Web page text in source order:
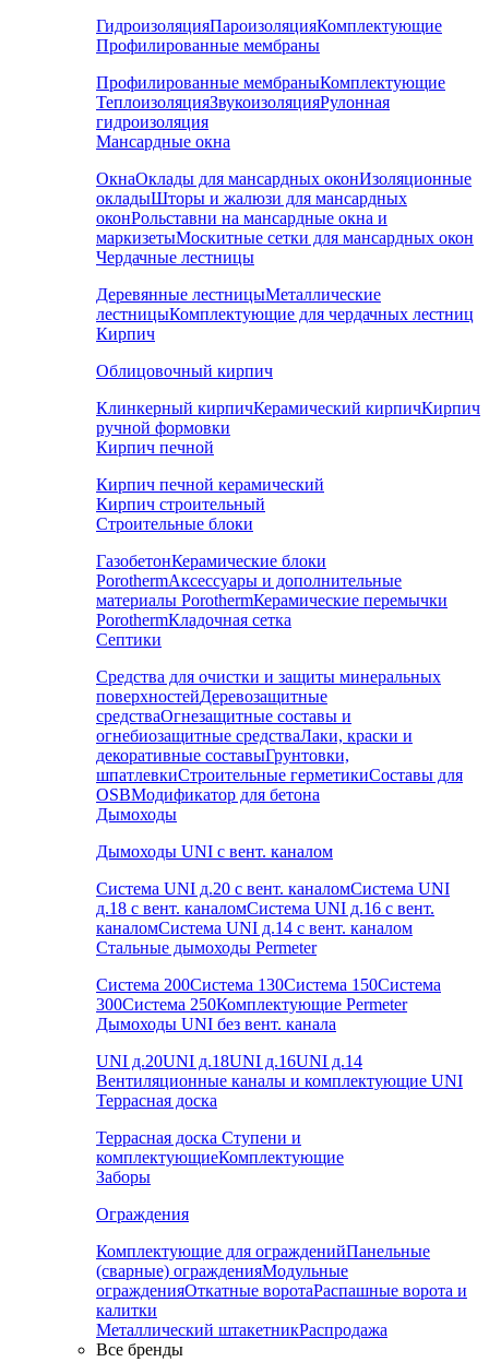
ГидроизоляцияПароизоляцияКомплектующие
Профилированные мембраны
Профилированные мембраныКомплектующие
ТеплоизоляцияЗвукоизоляцияРулонная
гидроизоляция
Мансардные окна
ОкнаОклады для мансардных оконИзоляционные
окладыШторы и жалюзи для мансардных
оконРольставни на мансардные окна и
маркизетыМоскитные сетки для мансардных окон
Чердачные лестницы
Деревянные лестницыМеталлические
лестницыКомплектующие для чердачных лестниц
Кирпич
Облицовочный кирпич
Клинкерный кирпичКерамический кирпичКирпич
ручной формовки
Кирпич печной
Кирпич печной керамический
Кирпич строительный
Строительные блоки
ГазобетонКерамические блоки
PorothermАксессуары и дополнительные
материалы PorothermКерамические перемычки
PorothermКладочная сетка
Септики
Средства для очистки и защиты минеральных
поверхностейДеревозащитные
средстваОгнезащитные составы и
огнебиозащитные средстваЛаки, краски и
декоративные составыГрунтовки,
шпатлевкиСтроительные герметикиСоставы для
OSBМодификатор для бетона
Дымоходы
Дымоходы UNI с вент. каналом
Система UNI д.20 с вент. каналомСистема UNI
д.18 с вент. каналомСистема UNI д.16 с вент.
каналомСистема UNI д.14 с вент. каналом
Стальные дымоходы Permeter
Система 200Система 130Система 150Система
300Система 250Комплектующие Permeter
Дымоходы UNI без вент. канала
UNI д.20UNI д.18UNI д.16UNI д.14
Вентиляционные каналы и комплектующие UNI
Террасная доска
Террасная доска Ступени и
комплектующиеКомплектующие
Заборы
Ограждения
Комплектующие для огражденийПанельные
(сварные) огражденияМодульные
огражденияОткатные воротаРаспашные ворота и
калитки
Металлический штакетникРаспродажа
Все бренды